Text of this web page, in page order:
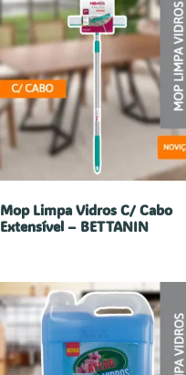
Mop Limpa Vidros C/ Cabo
Extensível – BETTANIN